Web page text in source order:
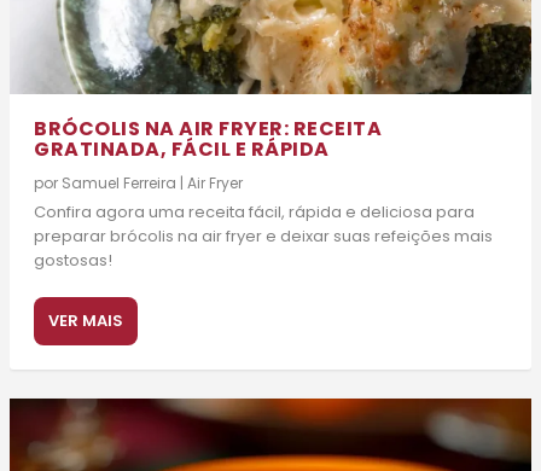
BRÓCOLIS NA AIR FRYER: RECEITA
GRATINADA, FÁCIL E RÁPIDA
por Samuel Ferreira | Air Fryer
Confira agora uma receita fácil, rápida e deliciosa para
preparar brócolis na air fryer e deixar suas refeições mais
gostosas!
VER MAIS